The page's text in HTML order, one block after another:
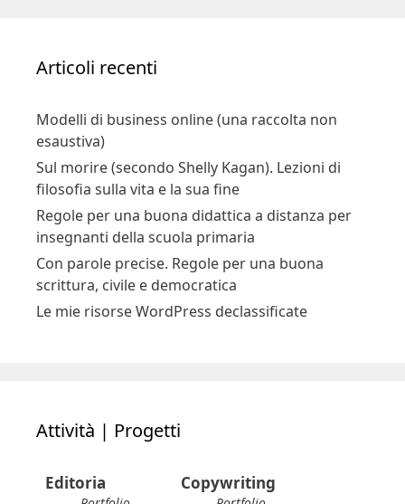
Articoli recenti
Modelli di business online (una raccolta non
esaustiva)
Sul morire (secondo Shelly Kagan). Lezioni di
filosofia sulla vita e la sua fine
Regole per una buona didattica a distanza per
insegnanti della scuola primaria
Con parole precise. Regole per una buona
scrittura, civile e democratica
Le mie risorse WordPress declassificate
Attività | Progetti
Editoria Copywriting